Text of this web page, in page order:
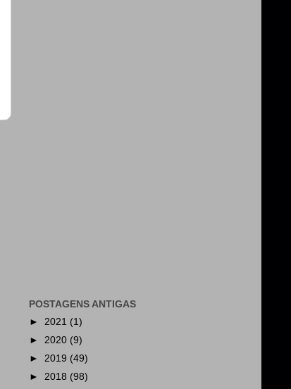
POSTAGENS ANTIGAS
► 2021 (1)
► 2020 (9)
► 2019 (49)
► 2018 (98)